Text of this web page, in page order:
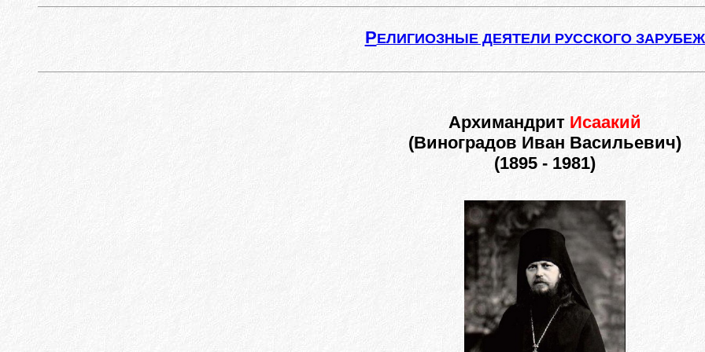
РЕЛИГИОЗНЫЕ ДЕЯТЕЛИ РУССКОГО
Архимандрит Исаакий
(Виноградов Иван Васильевич)
(1895 - 1981)